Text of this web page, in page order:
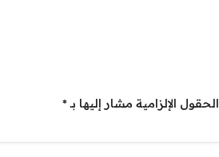
الحقول الإلزامية مشار إليها بـ*